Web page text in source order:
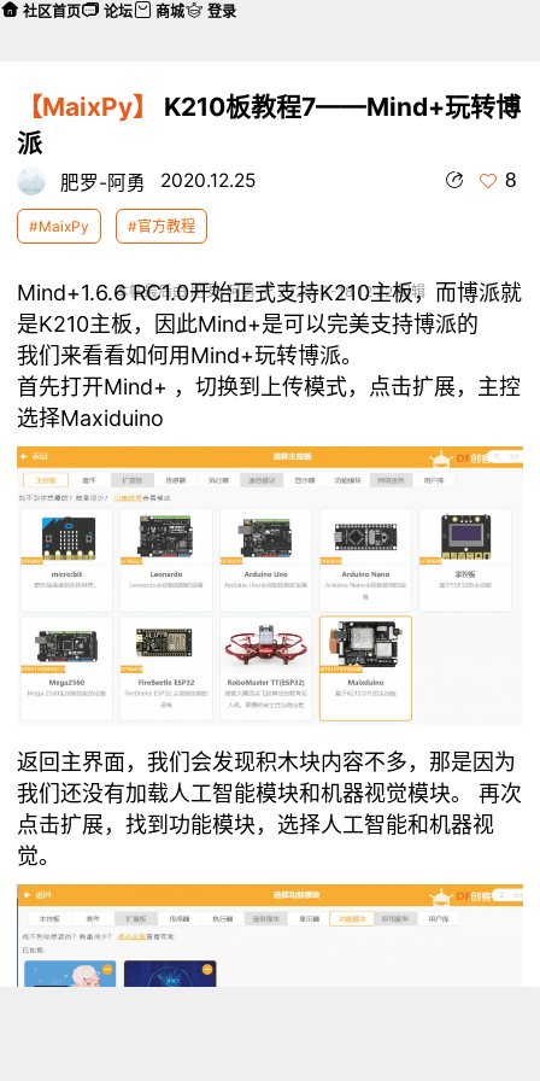
【MaixPy】
K210板教程7——Mind+玩转博
派
肥罗-阿勇 2020.12.25 8
#MaixPy #官方教程
本帖最后由 肥罗-阿勇 于 2023-3-18 12:22 编辑
Mind+1.6.6 RC1.0开始正式支持K210主板，而博派就
是K210主板，因此Mind+是可以完美支持博派的
我们来看看如何用Mind+玩转博派。
首先打开Mind+ ，切换到上传模式，点击扩展，主控
选择Maxiduino
返回主界面，我们会发现积木块内容不多，那是因为
我们还没有加载人工智能模块和机器视觉模块。 再次
点击扩展，找到功能模块，选择人工智能和机器视
觉。
社区首页 论坛 商城 登录